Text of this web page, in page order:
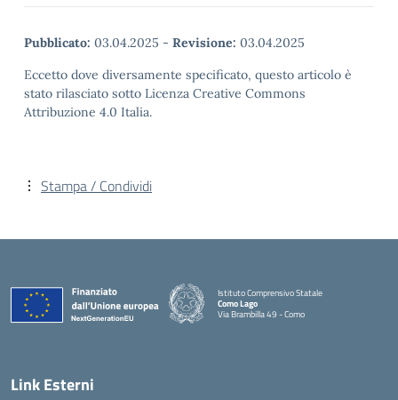
Pubblicato: 03.04.2025 - Revisione: 03.04.2025
Eccetto dove diversamente specificato, questo articolo è
stato rilasciato sotto Licenza Creative Commons
Attribuzione 4.0 Italia.
Stampa / Condividi
Istituto Comprensivo Statale
Como Lago
Via Brambilla 49 - Como
Link Esterni